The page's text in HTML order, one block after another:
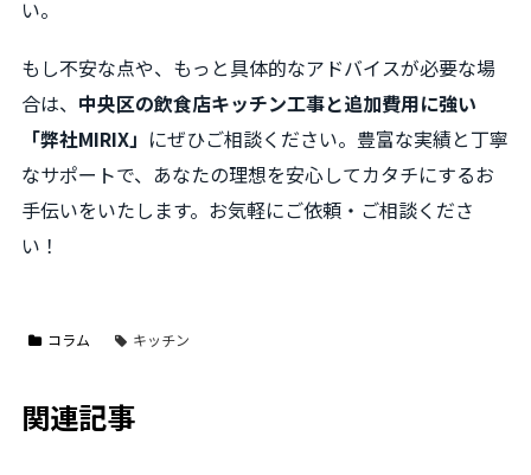
い。
もし不安な点や、もっと具体的なアドバイスが必要な場
合は、 中央区の飲食店キッチン工事と追加費用に強い
「弊社MIRIX」 にぜひご相談ください。豊富な実績と丁寧
なサポートで、あなたの理想を安心してカタチにするお
手伝いをいたします。お気軽にご依頼・ご相談くださ
い！
コラム キッチン
関連記事